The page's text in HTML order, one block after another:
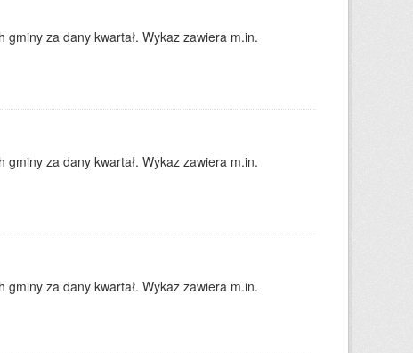
za dany kwartał. Wykaz zawiera m.in.
za dany kwartał. Wykaz zawiera m.in.
za dany kwartał. Wykaz zawiera m.in.